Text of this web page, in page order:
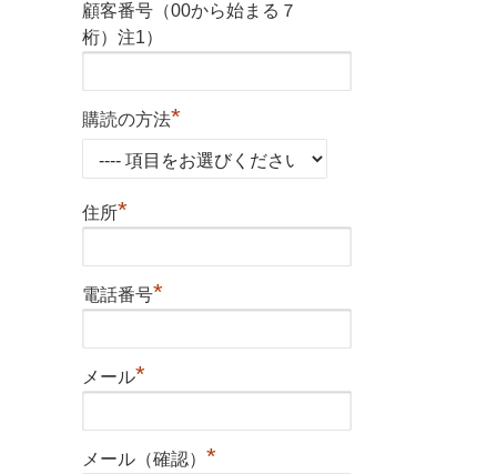
顧客番号（00から始まる７
桁）注1）
購読の方法*
住所*
電話番号*
メール*
メール（確認） *